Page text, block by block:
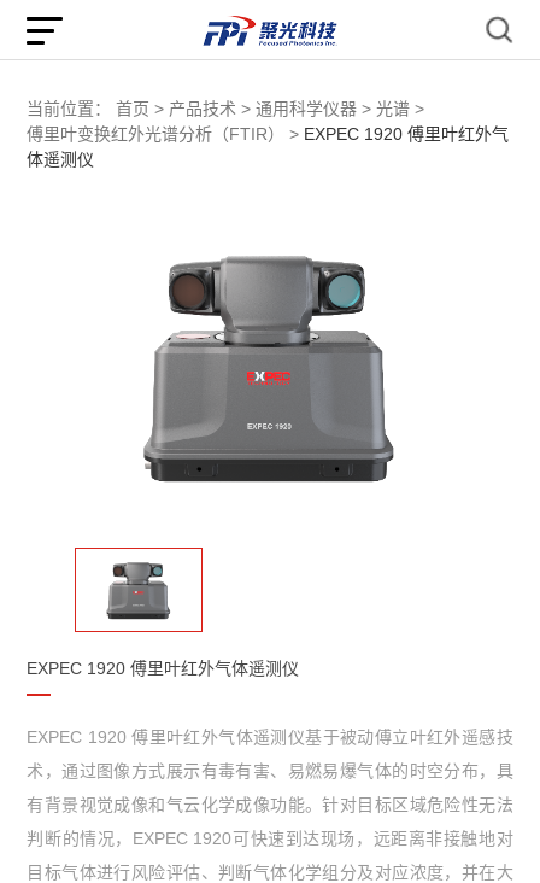
当前位置： 首页 > 产品技术 > 通用科学仪器 > 光谱 >
傅里叶变换红外光谱分析（FTIR） > EXPEC 1920 傅里叶红外气
体遥测仪
EXPEC 1920 傅里叶红外气体遥测仪
EXPEC 1920 傅里叶红外气体遥测仪基于被动傅立叶红外遥感技
术，通过图像方式展示有毒有害、易燃易爆气体的时空分布，具
有背景视觉成像和气云化学成像功能。针对目标区域危险性无法
判断的情况，EXPEC 1920可快速到达现场，远距离非接触地对
目标气体进行风险评估、判断气体化学组分及对应浓度，并在大